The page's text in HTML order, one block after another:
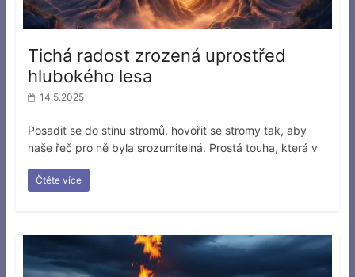
Tichá radost zrozená uprostřed
hlubokého lesa
14.5.2025
Posadit se do stínu stromů, hovořit se stromy tak, aby
naše řeč pro ně byla srozumitelná. Prostá touha, která v
Čtěte více